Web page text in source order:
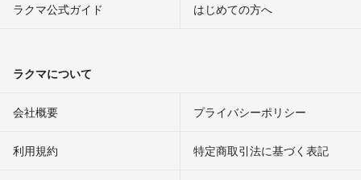
ラクマ公式ガイド はじめての方へ
ラクマについて
会社概要 プライバシーポリシー
利用規約 特定商取引法に基づく表記